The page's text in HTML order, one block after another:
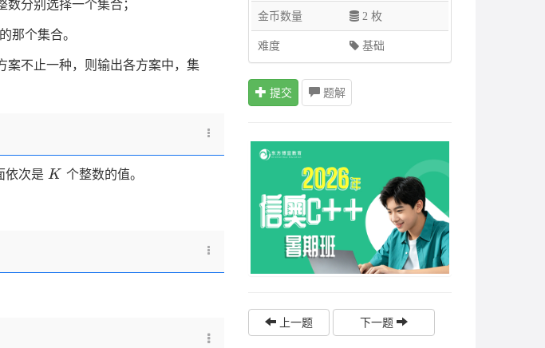
分别选择一个集合；
那个集合。
案不止一种，则输出各方案中，集
依次是K
K 个整数的值。
金币数量 2 枚
难度 基础
提交 题解
上一题 下一题